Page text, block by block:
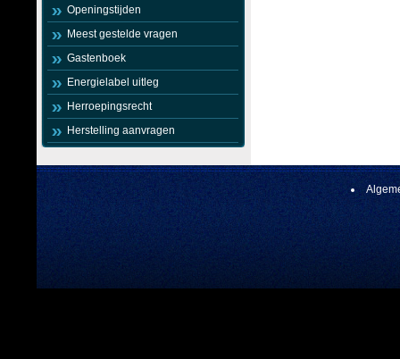
Openingstijden
Meest gestelde vragen
Gastenboek
Energielabel uitleg
Herroepingsrecht
Herstelling aanvragen